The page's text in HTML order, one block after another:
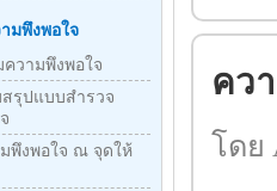
มพึงพอใจ
วามพึงพอใจ
รุปแบบสำรวจ
พึงพอใจ ณ จุดให้
คว
โดย